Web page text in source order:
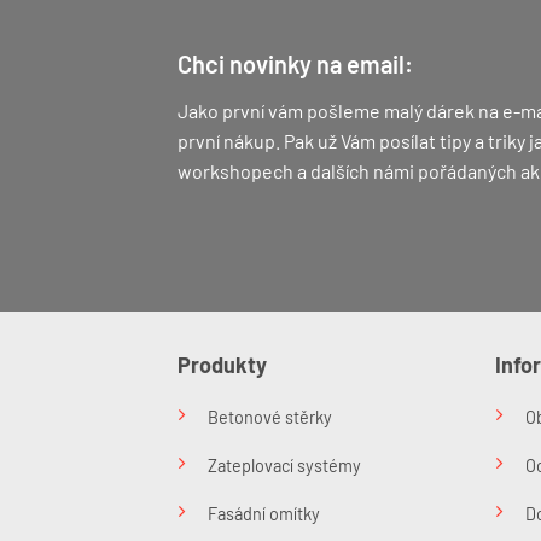
na
Chci novinky na email:
Jako první vám pošleme malý dárek na e-
první nákup. Pak už Vám posílat tipy a triky
workshopech a dalších námi pořádaných
Produkty
Betonové stěrky
Zateplovací systémy
Fasádní omítky